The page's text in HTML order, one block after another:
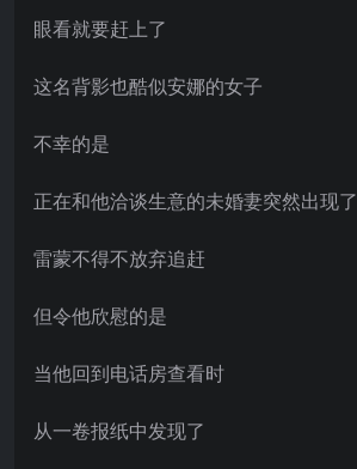
眼看就要赶上了
这名背影也酷似安娜的女子
不幸的是
正在和他洽谈生意的未婚妻突然出现了
雷蒙不得不放弃追赶
但令他欣慰的是
当他回到电话房查看时
从一卷报纸中发现了